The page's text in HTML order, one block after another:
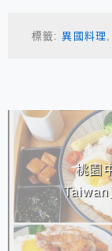
標籤:異國料理
相連文章
桃園
Taiwan